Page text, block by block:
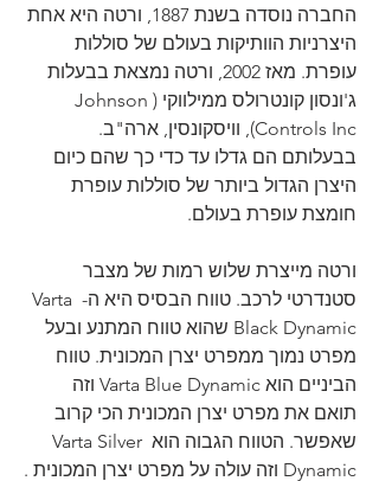
החברה נוסדה בשנת 1887, ורטה היא אחת
היצרניות הוותיקות בעולם של סוללות
עופרת. מאז 2002, ורטה נמצאת בבעלות
ג'ונסון קונטרולס ממילווקי (Johnson
Controls Inc), וויסקונסין, ארה"ב.
בבעלותם הם גדלו עד כדי כך שהם כיום
היצרן הגדול ביותר של סוללות עופרת
חומצת עופרת בעולם.
ורטה מייצרת שלוש רמות של מצבר
סטנדרטי לרכב. טווח הבסיס היא ה- Varta
Black Dynamic שהוא טווח המתנע ובעל
מפרט נמוך ממפרט יצרן המכונית. טווח
הביניים הוא Varta Blue Dynamic וזה
תואם את מפרט יצרן המכונית הכי קרוב
שאפשר. הטווח הגבוה הוא Varta Silver
Dynamic וזה עולה על מפרט יצרן המכונית .